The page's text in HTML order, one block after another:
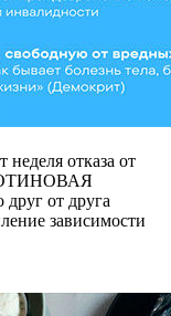
отказа от
от друга
зависимости